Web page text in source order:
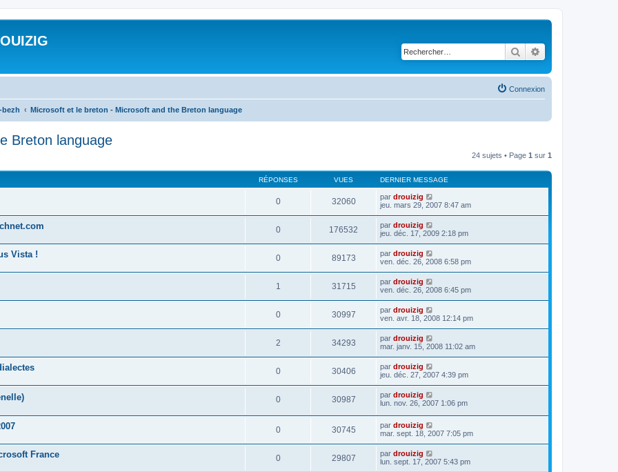
Rechercher
Connexion
bezh Microsoft et le breton - Microsoft and the Breton language
Breton language
24 sujets • Page 1 sur 1
RÉPONSES VUES DERNIER MESSAGE
0 32060 par drouizig
jeu. mars 29, 2007 8:47 am
0 176532 par drouizig
jeu. déc. 17, 2009 2:18 pm
Vista ! 0 89173 par drouizig
ven. déc. 26, 2008 6:58 pm
1 31715 par drouizig
ven. déc. 26, 2008 6:45 pm
0 30997 par drouizig
ven. avr. 18, 2008 12:14 pm
2 34293 par drouizig
mar. janv. 15, 2008 11:02 am
0 30406 par drouizig
jeu. déc. 27, 2007 4:39 pm
0 30987 par drouizig
lun. nov. 26, 2007 1:06 pm
0 30745 par drouizig
mar. sept. 18, 2007 7:05 pm
France 0 29807 par drouizig
lun. sept. 17, 2007 5:43 pm